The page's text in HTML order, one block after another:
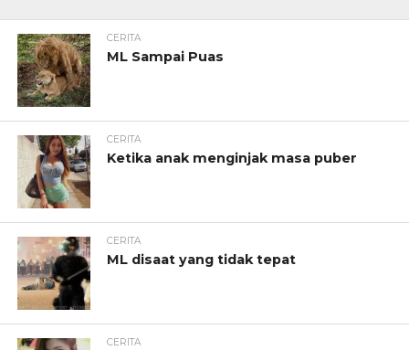
CERITA
ML Sampai Puas
CERITA
Ketika anak menginjak masa puber
CERITA
ML disaat yang tidak tepat
CERITA